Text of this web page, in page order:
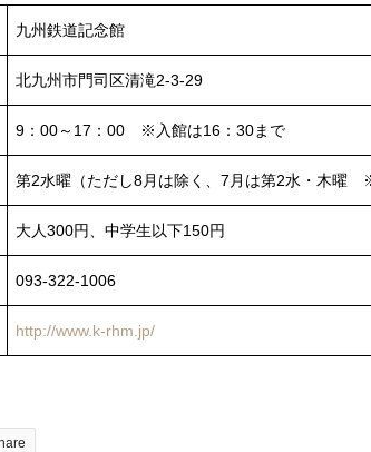
九州鉄道記念館
北九州市門司区清滝2-3-29
9：00～17：00 ※入館は16：30まで
第2水曜（ただし8月は除く、7月は第2水・木曜
大人300円、中学生以下150円
093-322-1006
http://www.k-rhm.jp/